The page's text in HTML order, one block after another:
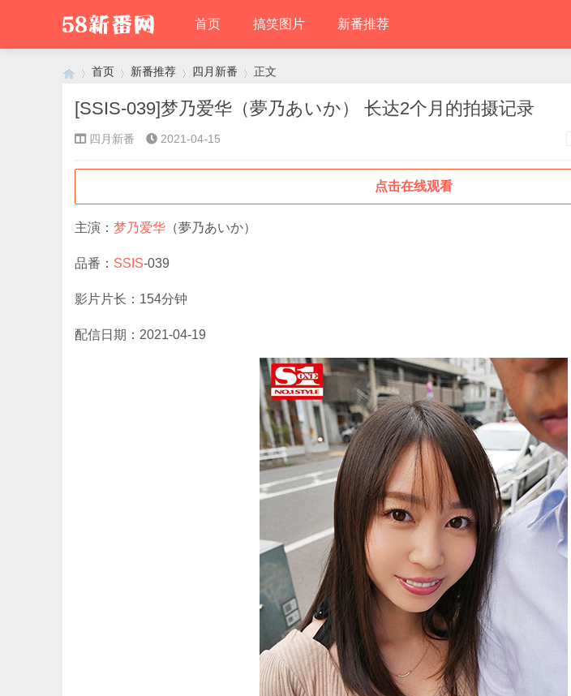
首页 搞笑图片 新番推荐
›
首页
›
新番推荐
›
四月新番 正文
[SSIS-039]梦乃爱华（夢乃あいか） 长达2个月的拍摄记录
四月新番 2021-04-15
点击在线观看
主演： 梦乃爱华 （夢乃あいか）
品番： SSIS-039
影片片长：154分钟
配信日期：2021-04-19